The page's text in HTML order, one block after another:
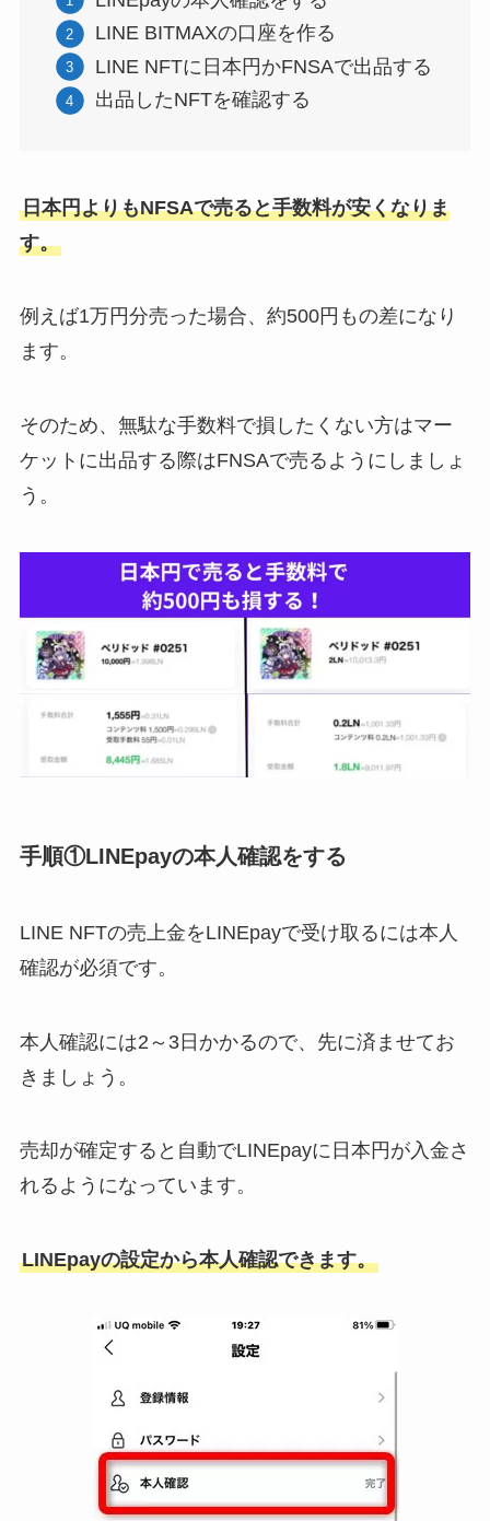
LINE BITMAXの口座を作る
LINE NFTに日本円かFNSAで出品する
出品したNFTを確認する
日本円よりもNFSAで売ると手数料が安くなりま
す。
例えば1万円分売った場合、約500円もの差になり
ます。
そのため、無駄な手数料で損したくない方はマー
ケットに出品する際はFNSAで売るようにしましょ
う。
手順①LINEpayの本人確認をする
LINE NFTの売上金をLINEpayで受け取るには本人
確認が必須です。
本人確認には2～3日かかるので、先に済ませてお
きましょう。
売却が確定すると自動でLINEpayに日本円が入金さ
れるようになっています。
LINEpayの設定から本人確認できます。